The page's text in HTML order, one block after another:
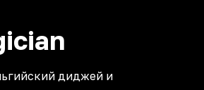
диджей и